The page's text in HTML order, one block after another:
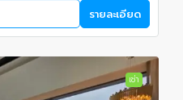
รายละเอียด
เช่า